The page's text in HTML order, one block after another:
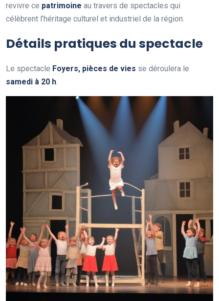
revivre ce patrimoine au travers de spectacles qui
célèbrent l’héritage culturel et industriel de la région.
Détails pratiques du spectacle
Le spectacle Foyers, pièces de vies se déroulera le
samedi à 20 h.